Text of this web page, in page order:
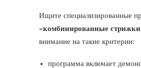
Ищите специализированные
«комбинированные стрижки
внимание на такие критерии:
программа включает